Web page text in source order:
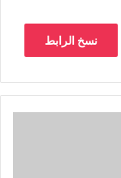
نسخ الرابط